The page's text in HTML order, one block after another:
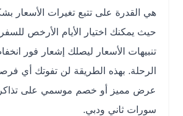
هي القدرة على تتبع تغيرات الأسعار بشكل
حيث يمكنك اختيار الأيام الأرخص للسفر،
تنبيهات الأسعار ليصلك إشعار فور انخفاض
الرحلة. بهذه الطريقة لن تفوتك أي فرصة
عرض مميز أو خصم موسمي على تذاكر
سورات ثاني ودبي.